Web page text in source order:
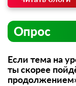
Опрос
Если тема на
ты скорее